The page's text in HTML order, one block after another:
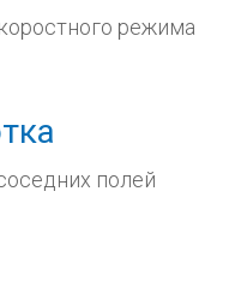
режима
полей